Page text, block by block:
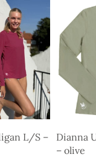
L/S –
Dianna
– olive